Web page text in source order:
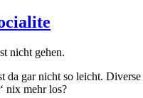
Mac
nicht gehen.
gar nicht so leicht.
nix mehr los?